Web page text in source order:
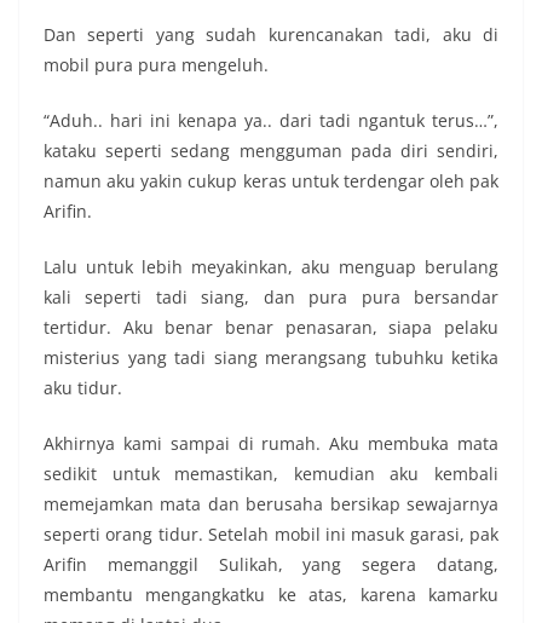
Dan seperti yang sudah kurencanakan tadi, aku di
mobil pura pura mengeluh.
“Aduh.. hari ini kenapa ya.. dari tadi ngantuk terus…”,
kataku seperti sedang mengguman pada diri sendiri,
namun aku yakin cukup keras untuk terdengar oleh pak
Arifin.
Lalu untuk lebih meyakinkan, aku menguap berulang
kali seperti tadi siang, dan pura pura bersandar
tertidur. Aku benar benar penasaran, siapa pelaku
misterius yang tadi siang merangsang tubuhku ketika
aku tidur.
Akhirnya kami sampai di rumah. Aku membuka mata
sedikit untuk memastikan, kemudian aku kembali
memejamkan mata dan berusaha bersikap sewajarnya
seperti orang tidur. Setelah mobil ini masuk garasi, pak
Arifin memanggil Sulikah, yang segera datang,
membantu mengangkatku ke atas, karena kamarku